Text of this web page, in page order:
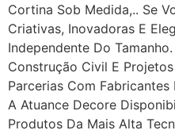
Cortina Sob Medida,.. Se
Criativas, Inovadoras E
Independente Do
Construção Civil E
Parcerias Com
A Atuance Decore
Produtos Da Mais Alta